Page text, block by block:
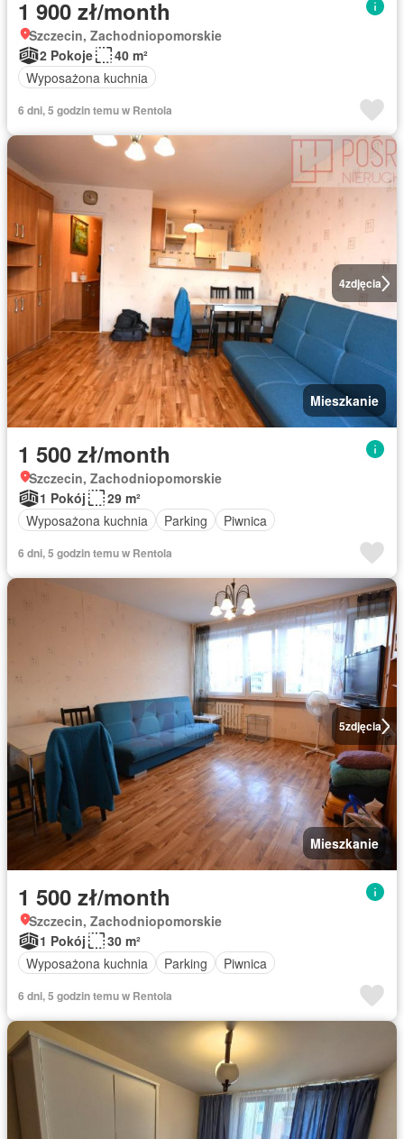
1 900 zł/month
Szczecin, Zachodniopomorskie
2 Pokoje
40 m²
Wyposażona kuchnia
6 dni, 5 godzin temu w Rentola
4zdjęcia
Mieszkanie
1 500 zł/month
Szczecin, Zachodniopomorskie
1 Pokój
29 m²
Wyposażona kuchnia
Parking Piwnica
6 dni, 5 godzin temu w Rentola
5zdjęcia
Mieszkanie
1 500 zł/month
Szczecin, Zachodniopomorskie
1 Pokój
30 m²
Wyposażona kuchnia
Parking Piwnica
6 dni, 5 godzin temu w Rentola